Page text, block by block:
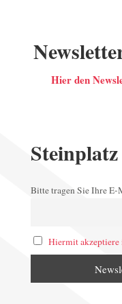
Hier den
Bitte tragen Sie Ihre E-
Hiermit akzeptiere